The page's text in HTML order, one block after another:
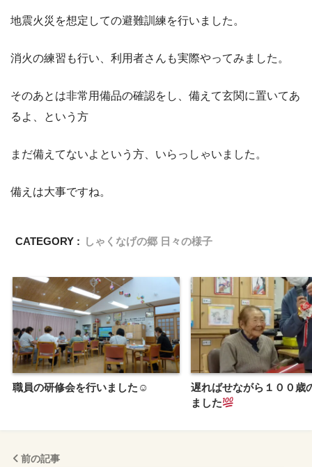
地震火災を想定しての避難訓練を行いました。
消火の練習も行い、利用者さんも実際やってみました。
そのあとは非常用備品の確認をし、備えて玄関に置いてあ
るよ、という方
まだ備えてないよという方、いらっしゃいました。
備えは大事ですね。
CATEGORY : しゃくなげの郷 日々の様子
職員の研修会を行いました☺
遅ればせながら１００歳
ました
前の記事